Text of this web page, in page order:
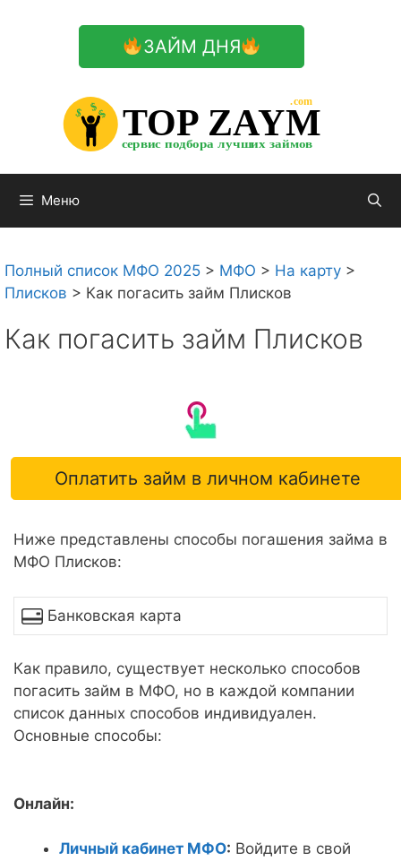
ЗАЙМ ДНЯ
TOP ZAYM
сервис подбора лучших займов
.com
$
$
$
Меню
Полный список МФО 2025 > МФО > На карту >
Плисков > Как погасить займ Плисков
Как погасить займ Плисков
Оплатить займ в личном кабинете
Ниже представлены способы погашения займа в
МФО Плисков:
Банковская карта
Как правило, существует несколько способов
погасить займ в МФО, но в каждой компании
список данных способов индивидуален.
Основные способы:
Онлайн:
Личный кабинет МФО: Войдите в свой